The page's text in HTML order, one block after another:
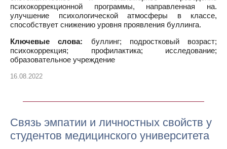
психокоррекционной программы, направленная на.
улучшение психологической атмосферы в классе,
способствует снижению уровня проявления буллинга.
Ключевые слова: буллинг; подростковый возраст;
психокоррекция; профилактика; исследование;
образовательное учреждение
16.08.2022
Связь эмпатии и личностных свойств у
студентов медицинского университета